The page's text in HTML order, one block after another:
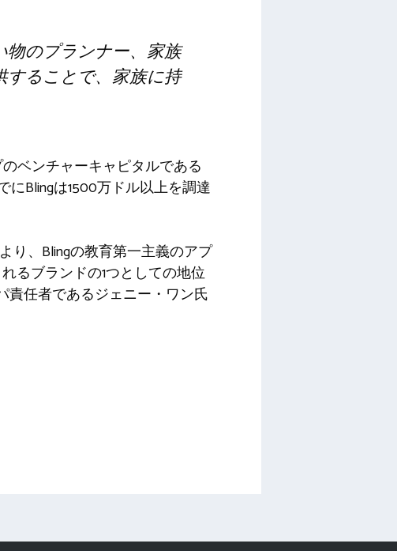
物のプランナー、家族
ることで、家族に持
ベンチャーキャピタルである
にBlingは1500万ドル以上を調達
り、Blingの教育第一主義のアプ
るブランドの1つとしての地位
責任者であるジェニー・ワン氏